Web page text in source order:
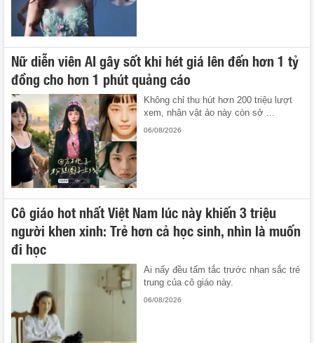
Nữ diễn viên AI gây sốt khi hét giá lên đến hơn 1 tỷ
đồng cho hơn 1 phút quảng cáo
Không chỉ thu hút hơn 200 triệu lượt
xem, nhân vật ảo này còn sở ...
06/08/2026
Cô giáo hot nhất Việt Nam lúc này khiến 3 triệu
người khen xinh: Trẻ hơn cả học sinh, nhìn là muốn
đi học
Ai nấy đều tấm tắc trước nhan sắc trẻ
trung của cô giáo này.
06/08/2026